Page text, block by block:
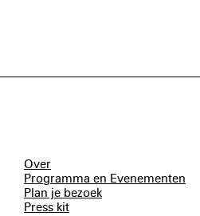
Over
Programma en Evenementen
Plan je bezoek
Press kit